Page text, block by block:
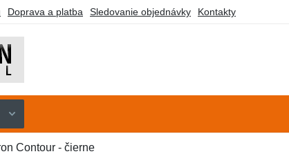
Doprava a platba Sledovanie objednávky Kontakty
Contour - čierne